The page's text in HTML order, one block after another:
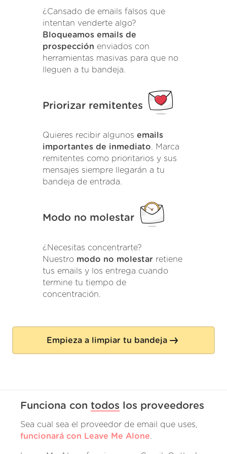
¿Cansado de emails falsos que
intentan venderte algo?
Bloqueamos emails de
prospección enviados con
herramientas masivas para que no
lleguen a tu bandeja.
Priorizar remitentes
Quieres recibir algunos emails
importantes de inmediato. Marca
remitentes como prioritarios y sus
mensajes siempre llegarán a tu
bandeja de entrada.
Modo no molestar
¿Necesitas concentrarte?
Nuestro modo no molestar retiene
tus emails y los entrega cuando
termine tu tiempo de
concentración.
Empieza a limpiar tu bandeja
Funciona con todos los proveedores
Sea cual sea el proveedor de email que uses,
funcionará con Leave Me Alone.